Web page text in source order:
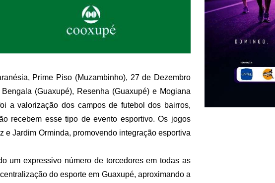
Prime Piso (Muzambinho), 27 de Dezembro
(Guaxupé), Resenha (Guaxupé) e Mogiana
a valorização dos campos de futebol dos bairros,
recebem esse tipo de evento esportivo. Os jogos
Jardim Orminda, promovendo integração esportiva
um expressivo número de torcedores em todas as
do esporte em Guaxupé, aproximando a